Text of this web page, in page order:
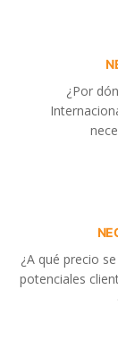
¿Por
¿A qué precio
potenciales